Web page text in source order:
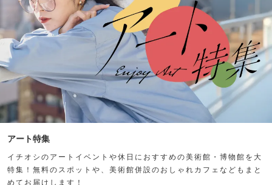
アート特集
イチオシのアートイベントや休日におすすめの美術館・博物館を大
特集！無料のスポットや、美術館併設のおしゃれカフェなどもまと
めてお届けします！